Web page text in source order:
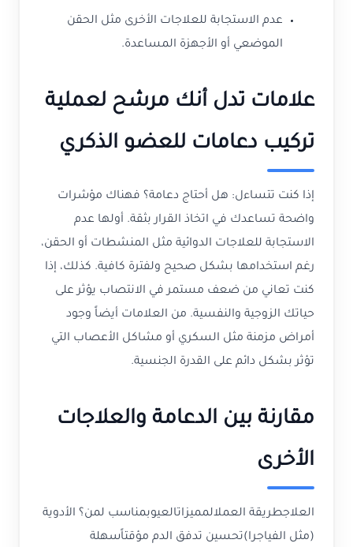
عدم الاستجابة للعلاجات الأخرى مثل الحقن
الموضعي أو الأجهزة المساعدة.
علامات تدل أنك مرشح لعملية
تركيب دعامات للعضو الذكري
إذا كنت تتساءل: هل أحتاج دعامة؟ فهناك مؤشرات
واضحة تساعدك في اتخاذ القرار بثقة. أولها عدم
الاستجابة للعلاجات الدوائية مثل المنشطات أو الحقن،
رغم استخدامها بشكل صحيح ولفترة كافية. كذلك، إذا
كنت تعاني من ضعف مستمر في الانتصاب يؤثر على
حياتك الزوجية والنفسية. من العلامات أيضاً وجود
أمراض مزمنة مثل السكري أو مشاكل الأعصاب التي
تؤثر بشكل دائم على القدرة الجنسية.
مقارنة بين الدعامة والعلاجات
الأخرى
العلاجطريقة العملالمميزاتالعيوبمناسب لمن؟ الأدوية
(مثل الفياجرا)تحسين تدفق الدم مؤقتاًسهلة